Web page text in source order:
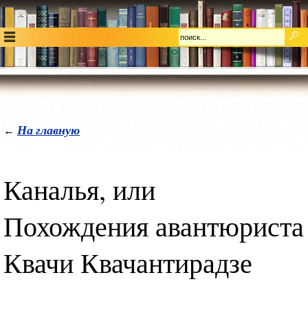
← На главную
Каналья, или
Похождения авантюриста
Квачи Квачантирадзе